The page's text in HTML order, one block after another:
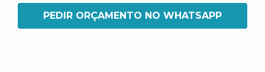
PEDIR ORÇAMENTO NO WHATSAPP